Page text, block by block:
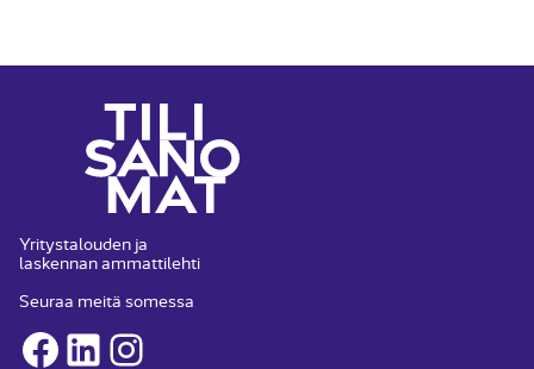
Yritystalouden ja
laskennan ammattilehti
Seuraa meitä somessa
Facebook
LinkedInInstagram